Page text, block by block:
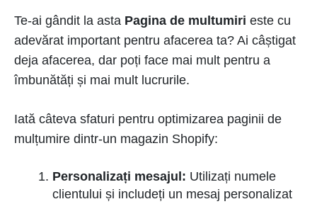
Te-ai gândit la asta Pagina de multumiri este cu
adevărat important pentru afacerea ta? Ai câștigat
deja afacerea, dar poți face mai mult pentru a
îmbunătăți și mai mult lucrurile.
Iată câteva sfaturi pentru optimizarea paginii de
mulțumire dintr-un magazin Shopify:
Personalizați mesajul: Utilizați numele
clientului și includeți un mesaj personalizat